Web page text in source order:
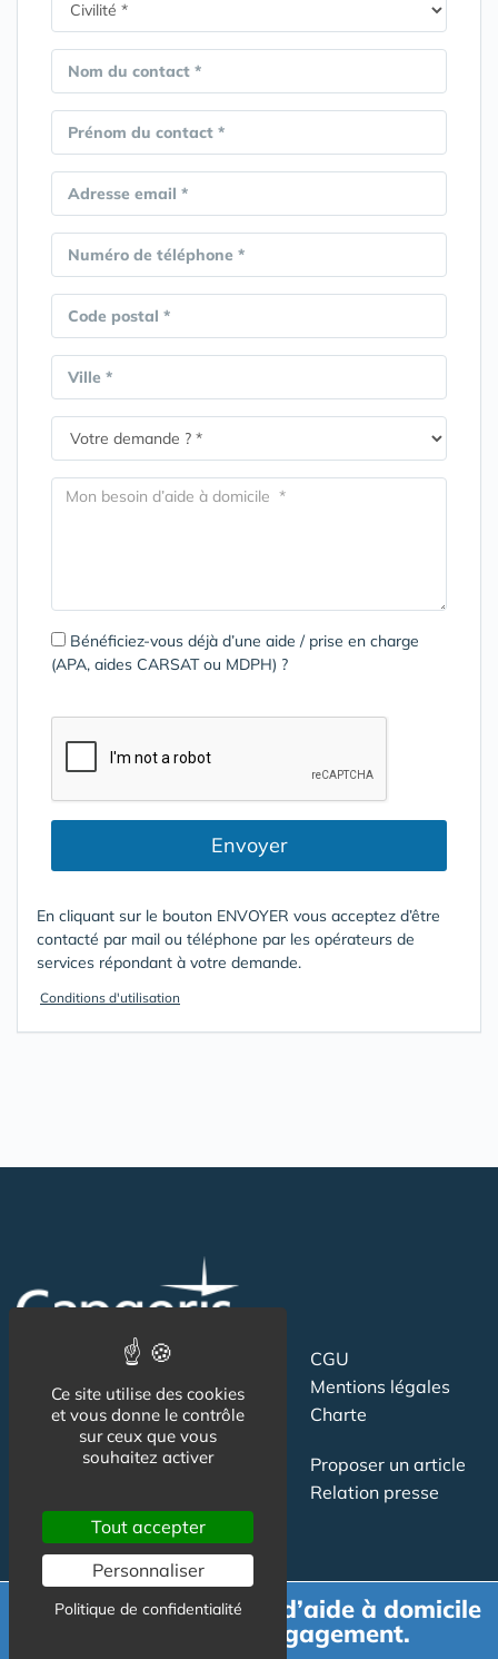
Nom du contact *
Prénom du contact *
Adresse email *
Numéro de téléphone *
Code postal *
Ville *
Bénéficiez-vous déjà d’une aide / prise en charge
(APA, aides CARSAT ou MDPH) ?
Envoyer
En cliquant sur le bouton ENVOYER vous acceptez d’être
contacté par mail ou téléphone par les opérateurs de
services répondant à votre demande.
Conditions d'utilisation
CGU
Mentions légales
Charte
Contact
Publicité
Proposer un article
Relation presse
Demande de devis d’aide à domicile
gratuit et sans engagement.
Ce site utilise des cookies
et vous donne le contrôle
sur ceux que vous
souhaitez activer
Tout accepter
Personnaliser
Politique de confidentialité